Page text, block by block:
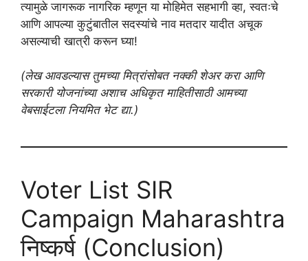
त्यामुळे जागरूक नागरिक म्हणून या मोहिमेत सहभागी व्हा, स्वतःचे
आणि आपल्या कुटुंबातील सदस्यांचे नाव मतदार यादीत अचूक
असल्याची खात्री करून घ्या!
(लेख आवडल्यास तुमच्या मित्रांसोबत नक्की शेअर करा आणि
सरकारी योजनांच्या अशाच अधिकृत माहितीसाठी आमच्या
वेबसाईटला नियमित भेट द्या.)
Voter List SIR
Campaign Maharashtra
निष्कर्ष (Conclusion)